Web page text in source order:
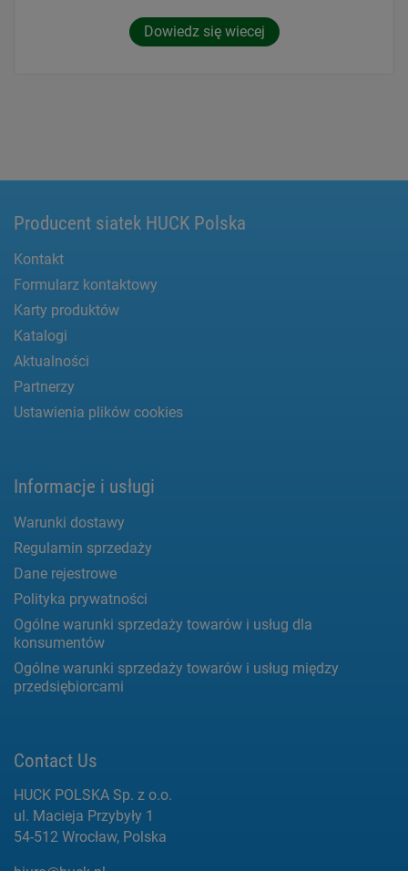
Dowiedz się wiecej
Producent siatek HUCK Polska
Kontakt
Formularz kontaktowy
Karty produktów
Katalogi
Aktualności
Partnerzy
Ustawienia plików cookies
Informacje i usługi
Warunki dostawy
Regulamin sprzedaży
Dane rejestrowe
Polityka prywatności
Ogólne warunki sprzedaży towarów i usług dla
konsumentów
Ogólne warunki sprzedaży towarów i usług między
przedsiębiorcami
Contact Us
HUCK POLSKA Sp. z o.o.
ul. Macieja Przybyły 1
54-512 Wrocław, Polska